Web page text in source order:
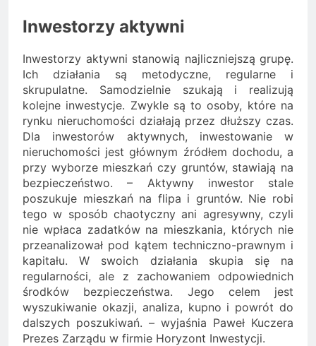
Inwestorzy aktywni
Inwestorzy aktywni stanowią najliczniejszą grupę.
Ich działania są metodyczne, regularne i
skrupulatne. Samodzielnie szukają i realizują
kolejne inwestycje. Zwykle są to osoby, które na
rynku nieruchomości działają przez dłuższy czas.
Dla inwestorów aktywnych, inwestowanie w
nieruchomości jest głównym źródłem dochodu, a
przy wyborze mieszkań czy gruntów, stawiają na
bezpieczeństwo. – Aktywny inwestor stale
poszukuje mieszkań na flipa i gruntów. Nie robi
tego w sposób chaotyczny ani agresywny, czyli
nie wpłaca zadatków na mieszkania, których nie
przeanalizował pod kątem techniczno-prawnym i
kapitału. W swoich działania skupia się na
regularności, ale z zachowaniem odpowiednich
środków bezpieczeństwa. Jego celem jest
wyszukiwanie okazji, analiza, kupno i powrót do
dalszych poszukiwań. – wyjaśnia Paweł Kuczera
Prezes Zarządu w firmie Horyzont Inwestycji.